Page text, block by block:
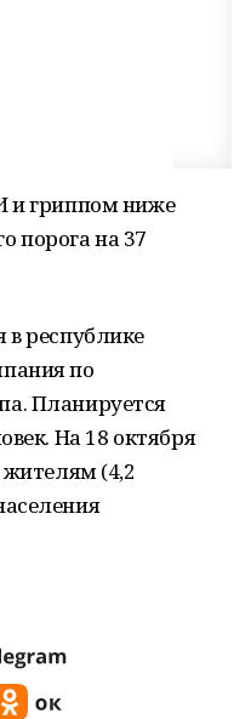
и гриппом ниже
порога на 37
в республике
по
Планируется
На 18 октября
жителям (4,2